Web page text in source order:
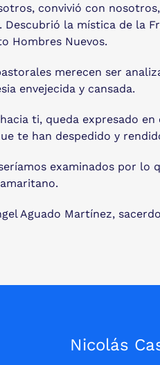
convivió con
Descubrió la mística de la
Hombres Nuevos.
merecen ser
envejecida y cansada.
ti, queda expresado
te han despedido y
examinados por lo
Aguado Martínez,
Nicolás